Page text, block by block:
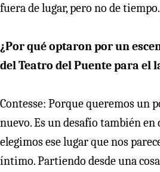
fuera de lugar, pero no de tiempo.
¿Por qué optaron por un
del Teatro del Puente para el
Contesse: Porque queremos un
nuevo. Es un desafío también en
elegimos ese lugar que nos
íntimo. Partiendo desde una